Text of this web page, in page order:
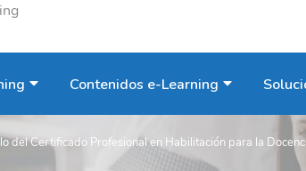
Contenidos e-Learning
del Certificado Profesional en Habilitación para la